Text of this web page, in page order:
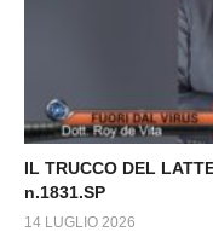
IL TRUCCO DEL
n.1831.SP
14 LUGLIO 2026